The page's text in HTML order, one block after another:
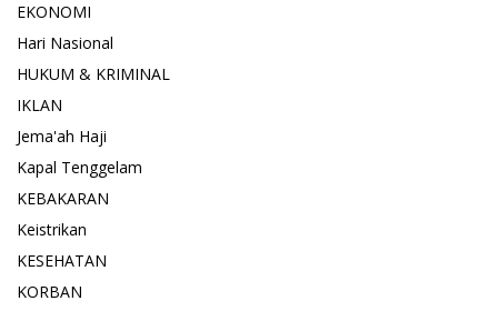
EKONOMI
Hari Nasional
HUKUM & KRIMINAL
IKLAN
Jema'ah Haji
Kapal Tenggelam
KEBAKARAN
Keistrikan
KESEHATAN
KORBAN